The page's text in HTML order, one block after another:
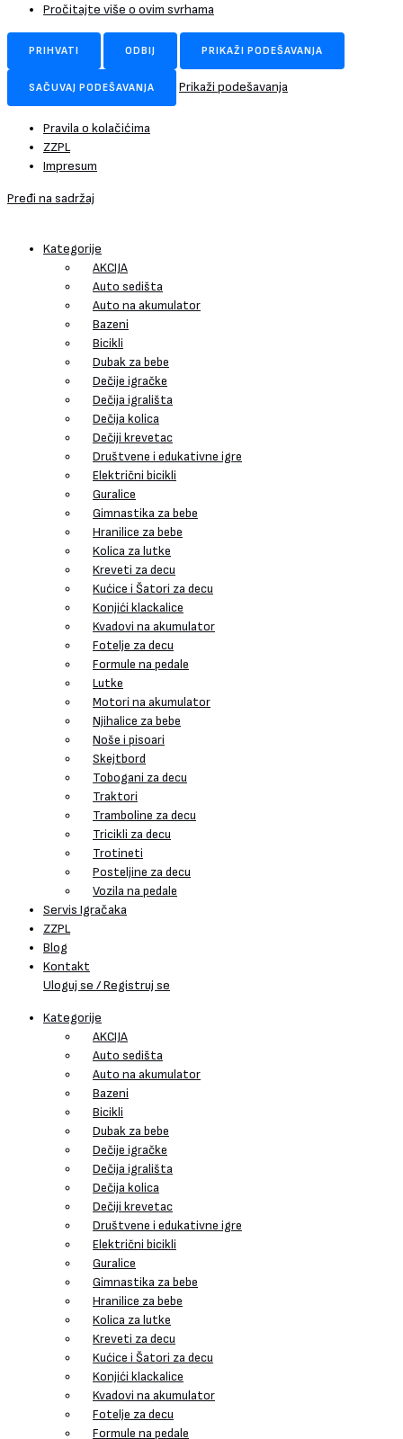
Pročitajte više o ovim svrhama
PRIHVATI ODBIJ PRIKAŽI PODEŠAVANJA
SAČUVAJ PODEŠAVANJA Prikaži podešavanja
Pravila o kolačićima
ZZPL
Impresum
Pređi na sadržaj
Kategorije
AKCIJA
Auto sedišta
Auto na akumulator
Bazeni
Bicikli
Dubak za bebe
Dečije igračke
Dečija igrališta
Dečija kolica
Dečiji krevetac
Društvene i edukativne igre
Električni bicikli
Guralice
Gimnastika za bebe
Hranilice za bebe
Kolica za lutke
Kreveti za decu
Kućice i Šatori za decu
Konjići klackalice
Kvadovi na akumulator
Fotelje za decu
Formule na pedale
Lutke
Motori na akumulator
Njihalice za bebe
Noše i pisoari
Skejtbord
Tobogani za decu
Traktori
Tramboline za decu
Tricikli za decu
Trotineti
Posteljine za decu
Vozila na pedale
Servis Igračaka
ZZPL
Blog
Kontakt
Uloguj se / Registruj se
Kategorije
AKCIJA
Auto sedišta
Auto na akumulator
Bazeni
Bicikli
Dubak za bebe
Dečije igračke
Dečija igrališta
Dečija kolica
Dečiji krevetac
Društvene i edukativne igre
Električni bicikli
Guralice
Gimnastika za bebe
Hranilice za bebe
Kolica za lutke
Kreveti za decu
Kućice i Šatori za decu
Konjići klackalice
Kvadovi na akumulator
Fotelje za decu
Formule na pedale